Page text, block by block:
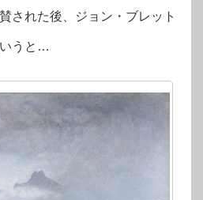
された後、ジョン・ブレット
うと…